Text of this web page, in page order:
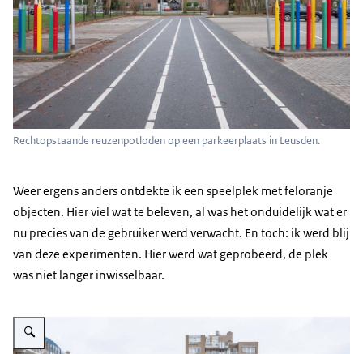
Rechtopstaande reuzenpotloden op een parkeerplaats in Leusden.
Weer ergens anders ontdekte ik een speelplek met feloranje
objecten. Hier viel wat te beleven, al was het onduidelijk wat er
nu precies van de gebruiker werd verwacht. En toch: ik werd blij
van deze experimenten. Hier werd wat geprobeerd, de plek
was niet langer inwisselbaar.
Vergroot afbeelding Stenen speelplek met feloranje objecten op de